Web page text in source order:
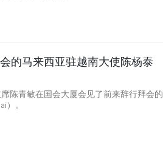
的马来西亚驻越南大使陈杨泰
陈青敏在国会大厦会见了前来辞行拜会的
）。